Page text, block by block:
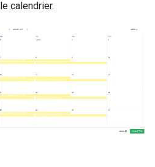
calendrier.